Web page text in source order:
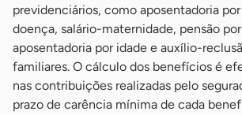
previdenciários, como aposentadoria
doença, salário-maternidade, pensão
aposentadoria por idade e auxílio-
familiares. O cálculo dos benefícios é
nas contribuições realizadas pelo
prazo de carência mínima de cada